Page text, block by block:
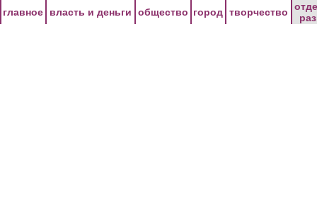
главное власть и деньги общество город творчество